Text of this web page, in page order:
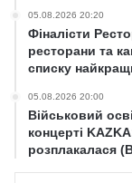
05.08.2026 20:20
Фіналісти
ресторани та
списку
05.08.2026 20:00
Військовий
концерті
розплакалася